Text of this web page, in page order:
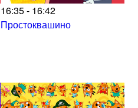
16:35 - 16:42
Простоквашино